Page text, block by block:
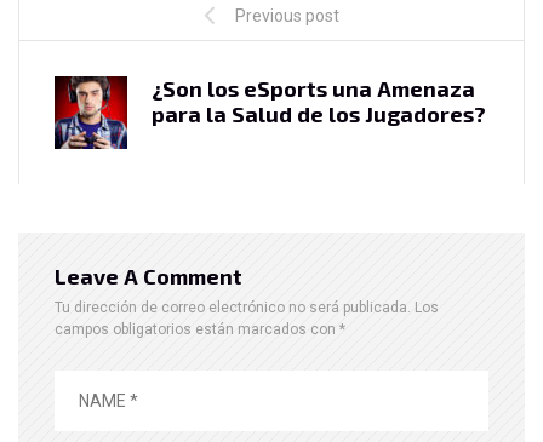
Previous post
¿Son los eSports una Amenaza
para la Salud de los Jugadores?
Leave A Comment
Tu dirección de correo electrónico no será publicada. Los
campos obligatorios están marcados con *